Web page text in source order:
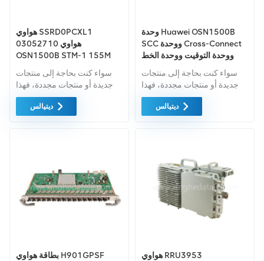
هواوي SSRD0PCXL1
03052710 هواوي
OSN1500B STM-1 155M
خط SCC وحدة التوقيت
سواء كنت بحاجة إلى منتجات
جديدة أو منتجات مجددة، فهذا
أمر شامل الضمان كمعيار. نحن
فقط نشتري معدات السوق
توفير كل هذه بأفضل الأسعار
ديتيالس
وحدة Huawei OSN1500B
SCC ووحدة Cross-Connect
ووحدة التوقيت ووحدة الخط
STM-16 2.5G المتكاملة
SSRDPCXL1614 المجهزة
بوحدة SFP واحدة L-16.2
بطول 80 كم
سواء كنت بحاجة إلى منتجات
جديدة أو منتجات مجددة، فهذا
أمر شامل الضمان كمعيار. نحن
فقط نشتري معدات السوق
توفير كل هذه بأفضل الأسعار
ديتيالس
بطاقة هواوي H901GPSF
هواوي RRU3953